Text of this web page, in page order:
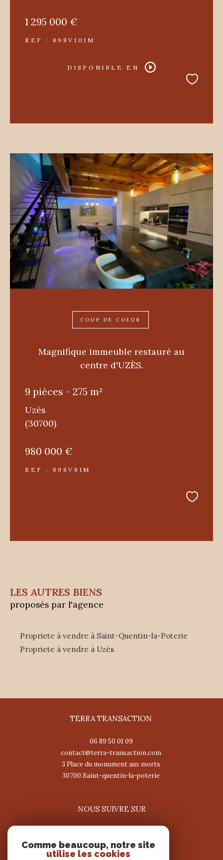
1 295 000 €
REF : 898V101M
DISPONIBLE EN
COUP DE COEUR
Magnifique immeuble restauré au
centre d'UZÈS.
9 pièces - 275 m²
Uzès
(30700)
980 000 €
REF : 898V81M
LES AUTRES BIENS
proposés par l'agence
Propriete à vendre à Saint-Quentin-la-Poterie
Propriete à vendre à Uzès
TERRA TRANSACTION
06 89 50 01 09
contact@terra-transaction.com
3 Place du monument aux morts
30700
saint-quentin-la-poterie
NOUS SUIVRE SUR
Comme beaucoup, notre site
utilise les cookies